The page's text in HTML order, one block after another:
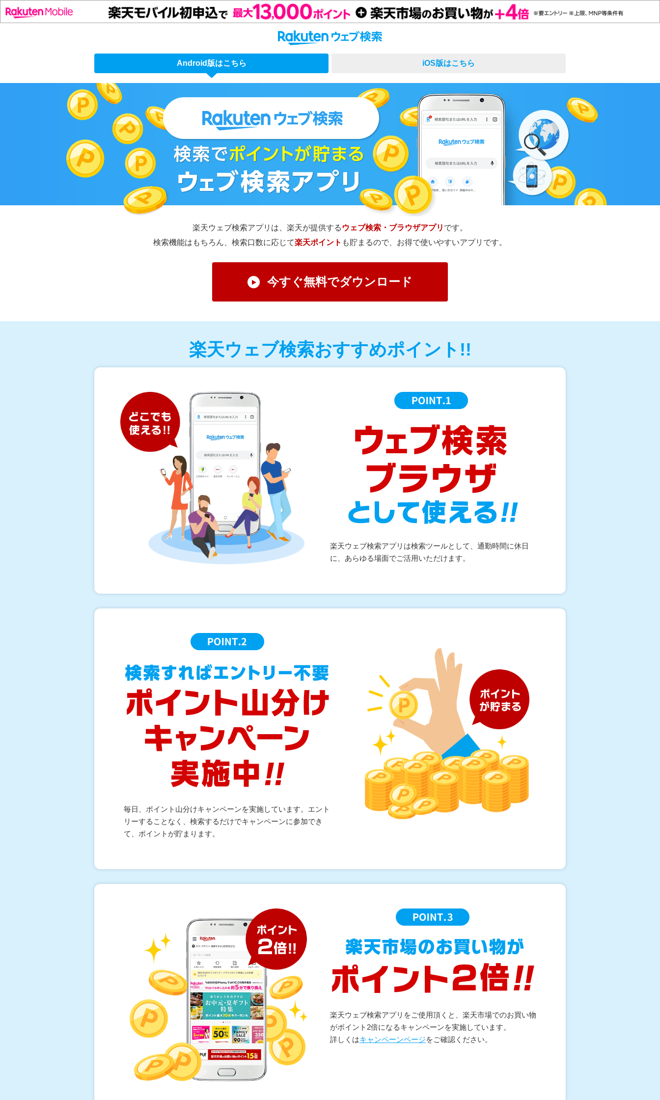
Android版はこちら iOS版はこちら
楽天ウェブ検索アプリは、楽天が提供する ウェブ検索・ブラウザアプリ です。
検索機能はもちろん、検索口数に応じて楽天ポイント も貯まるので、お得で使いやすいアプリです。
今すぐ無料でダウンロード
楽天ウェブ検索おすすめポイント!!
楽天ウェブ検索アプリは検索ツールとして、通勤時間に休日
に、あらゆる場面でご活用いただけます。
毎日、ポイント山分けキャンペーンを実施しています。エント
リーすることなく、検索するだけでキャンペーンに参加でき
て、ポイントが貯まります。
楽天ウェブ検索アプリをご使用頂くと、楽天市場でのお買い物
がポイント2倍になるキャンペーンを実施しています。
詳しくはキャンペーンページをご確認ください。